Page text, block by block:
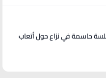
صلاح أمام القضاء المصري .. جلسة حاسمة في نزاع حول أتعاب